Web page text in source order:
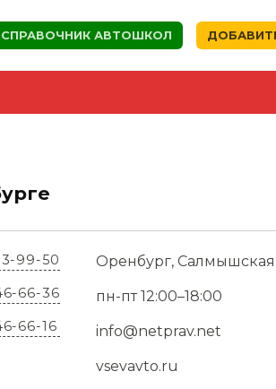
СПРАВОЧНИК АВТОШКОЛ
99-50
66-36
66-16
Оренбург, Салмышская
пн-пт 12:00–18:00
info@netprav.net
vsevavto.ru